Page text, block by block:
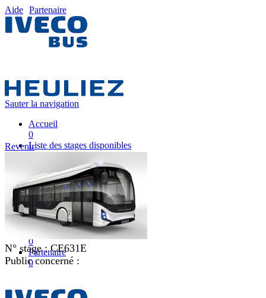
Aide Partenaire
Sauter la navigation
Accueil
0
Liste des stages disponibles
Liste des stages
0
Nos équipes pédagogiques
0
IVECO FRANCE
0
Mon plan de formation
0
Partenaire
0
Revenir
N° stage :CE631E
Public concerné :